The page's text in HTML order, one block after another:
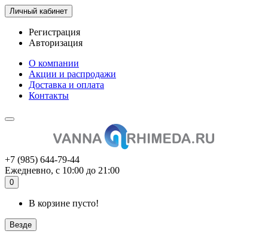
Личный кабинет
Регистрация
Авторизация
О компании
Акции и распродажи
Доставка и оплата
Контакты
+7 (985) 644-79-44
Ежедневно, с 10:00 до 21:00
0
В корзине пусто!
Везде